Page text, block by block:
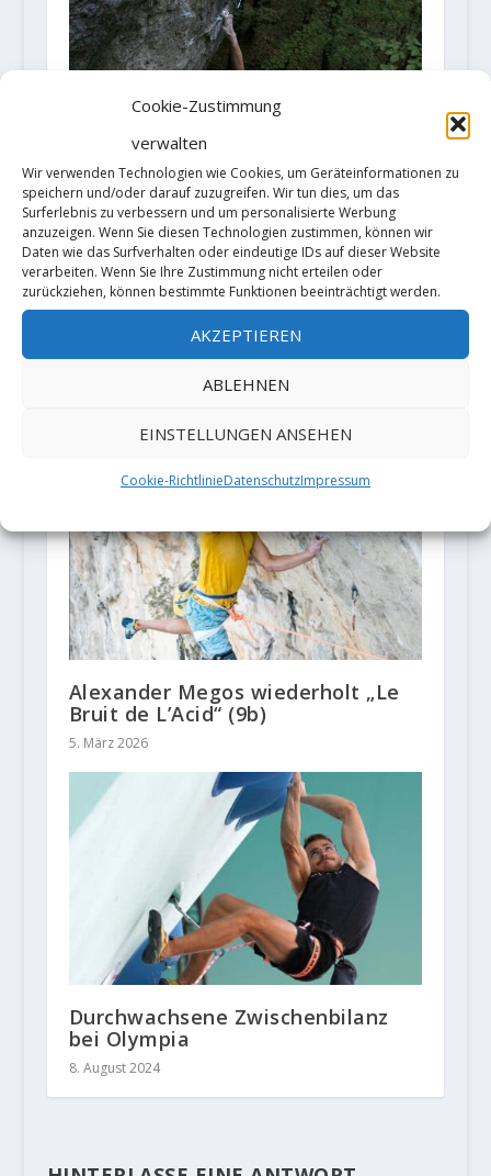
Cookie-Zustimmung
verwalten
Wir verwenden Technologien wie Cookies, um Geräteinformationen zu
speichern und/oder darauf zuzugreifen. Wir tun dies, um das
Surferlebnis zu verbessern und um personalisierte Werbung
anzuzeigen. Wenn Sie diesen Technologien zustimmen, können wir
Daten wie das Surfverhalten oder eindeutige IDs auf dieser Website
verarbeiten. Wenn Sie Ihre Zustimmung nicht erteilen oder
zurückziehen, können bestimmte Funktionen beeinträchtigt werden.
AKZEPTIEREN
ABLEHNEN
EINSTELLUNGEN ANSEHEN
Cookie-RichtlinieDatenschutzImpressum
Moritz Welt klettert zwei schwere
Erstbegehungen an einem
Alexander Megos wiederholt „Le
Bruit de L’Acid“ (9b)
5. März 2026
Durchwachsene Zwischenbilanz
bei Olympia
8. August 2024